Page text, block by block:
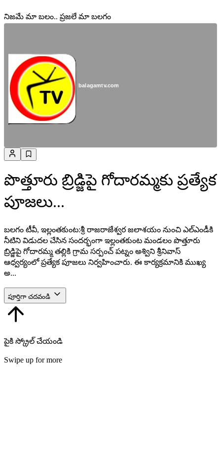
నిజమే మా బలం.. ప్రజలే మా బలగం
balagamtv.com
పొత్తూరు బ్రిడ్జిపై గోదారమ్మకు ప్రత్యేక
పూజలు...
బలగం టీవీ, ఇల్లంతకుంట:శ్రీ రాజరాజేశ్వర జలాశయం నుంచి ఎల్‌ఎండీకి
నీటిని విడుదల చేసిన సందర్భంగా ఇల్లంతకుంట మండలం పొత్తూరు
బ్రిడ్జిపై గోదారమ్మ తల్లికి గ్రామ సర్పంచ్ పట్నం అశ్విని శ్రీనివాస్
ఆధ్వర్యంలో ప్రత్యేక పూజలు నిర్వహించారు. ఈ కార్యక్రమానికి ముఖ్య
అ...
పూర్తిగా చదవండి
పైకి స్క్రోల్ చేయండి
Swipe up for more